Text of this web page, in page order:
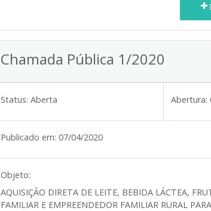
Chamada Pública 1/2020
Status: Aberta Abertura:
Publicado em: 07/04/2020
Objeto:
AQUISIÇÃO DIRETA DE LEITE, BEBIDA LÁCTEA,
FAMILIAR E EMPREENDEDOR FAMILIAR RURAL